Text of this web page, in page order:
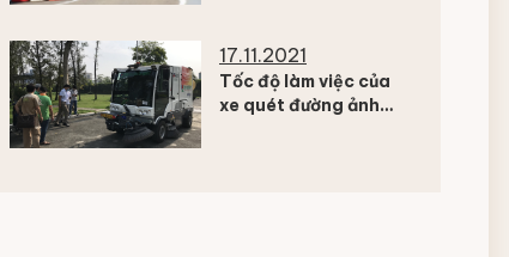
17.11.2021
Tốc độ làm việc của
xe quét đường ảnh